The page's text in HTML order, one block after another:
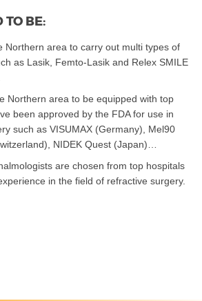
TO BE:
Northern area to carry out multi types of
as Lasik, Femto-Lasik and Relex SMILE
Northern area to be equipped with top
been approved by the FDA for use in
such as VISUMAX (Germany), Mel90
NIDEK Quest (Japan)…
are chosen from top hospitals
in the field of refractive surgery.